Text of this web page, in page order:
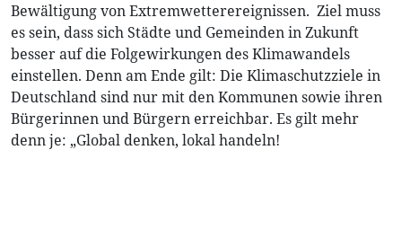
Bewältigung von Extremwetterereignissen. Ziel muss
es sein, dass sich Städte und Gemeinden in Zukunft
besser auf die Folgewirkungen des Klimawandels
einstellen. Denn am Ende gilt: Die Klimaschutzziele in
Deutschland sind nur mit den Kommunen sowie ihren
Bürgerinnen und Bürgern erreichbar. Es gilt mehr
denn je: „Global denken, lokal handeln!